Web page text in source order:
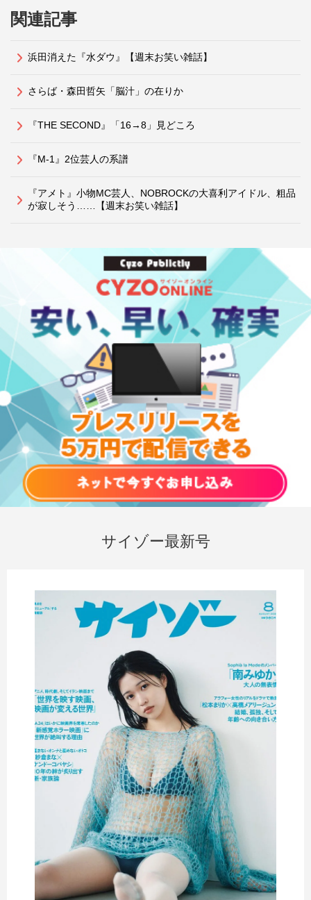
関連記事
浜田消えた『水ダウ』【週末お笑い雑話】
さらば・森田哲矢「脳汁」の在りか
『THE SECOND』「16→8」見どころ
『M-1』2位芸人の系譜
『アメト』小物MC芸人、NOBROCKの大喜利アイドル、粗品
が寂しそう……【週末お笑い雑話】
サイゾー最新号